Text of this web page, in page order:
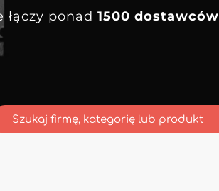
ponad 1500 dostawców